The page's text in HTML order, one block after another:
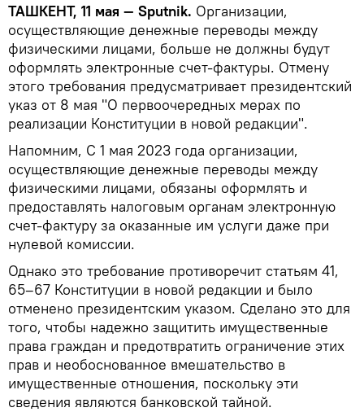
ТАШКЕНТ, 11 мая — Sputnik. Организации,
осуществляющие денежные переводы между
физическими лицами, больше не должны будут
оформлять электронные счет-фактуры. Отмену
этого требования предусматривает президентский
указ от 8 мая "О первоочередных мерах по
реализации Конституции в новой редакции".
Напомним, С 1 мая 2023 года организации,
осуществляющие денежные переводы между
физическими лицами, обязаны оформлять и
предоставлять налоговым органам электронную
счет-фактуру за оказанные им услуги даже при
нулевой комиссии.
Однако это требование противоречит статьям 41,
65–67 Конституции в новой редакции и было
отменено президентским указом. Сделано это для
того, чтобы надежно защитить имущественные
права граждан и предотвратить ограничение этих
прав и необоснованное вмешательство в
имущественные отношения, поскольку эти
сведения являются банковской тайной.